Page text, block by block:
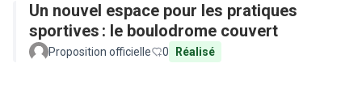
Un nouvel espace pour les pratiques
sportives : le boulodrome couvert
Proposition officielle 0 Réalisé